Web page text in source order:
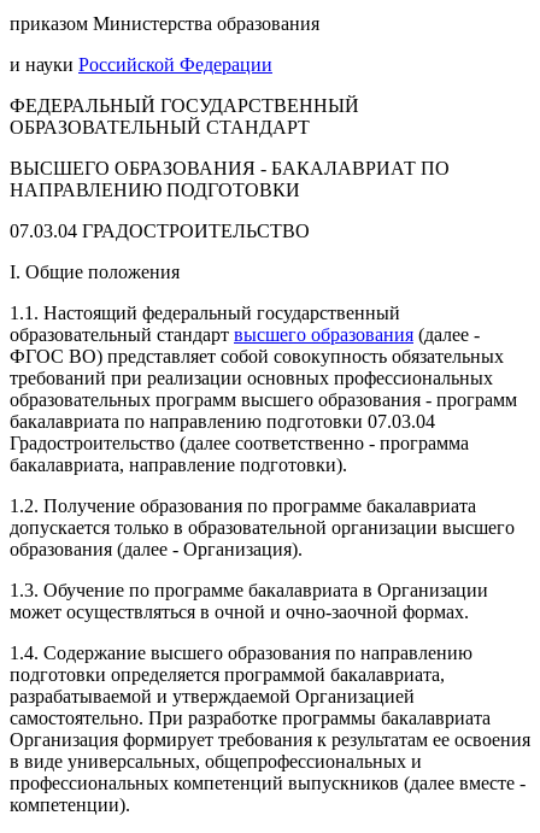
приказом Министерства образования
и науки Российской Федерации
ФЕДЕРАЛЬНЫЙ ГОСУДАРСТВЕННЫЙ
ОБРАЗОВАТЕЛЬНЫЙ СТАНДАРТ
ВЫСШЕГО ОБРАЗОВАНИЯ - БАКАЛАВРИАТ ПО
НАПРАВЛЕНИЮ ПОДГОТОВКИ
07.03.04 ГРАДОСТРОИТЕЛЬСТВО
I. Общие положения
1.1. Настоящий федеральный государственный
образовательный стандарт высшего образования (далее -
ФГОС ВО) представляет собой совокупность обязательных
требований при реализации основных профессиональных
образовательных программ высшего образования - программ
бакалавриата по направлению подготовки 07.03.04
Градостроительство (далее соответственно - программа
бакалавриата, направление подготовки).
1.2. Получение образования по программе бакалавриата
допускается только в образовательной организации высшего
образования (далее - Организация).
1.3. Обучение по программе бакалавриата в Организации
может осуществляться в очной и очно-заочной формах.
1.4. Содержание высшего образования по направлению
подготовки определяется программой бакалавриата,
разрабатываемой и утверждаемой Организацией
самостоятельно. При разработке программы бакалавриата
Организация формирует требования к результатам ее освоения
в виде универсальных, общепрофессиональных и
профессиональных компетенций выпускников (далее вместе -
компетенции).